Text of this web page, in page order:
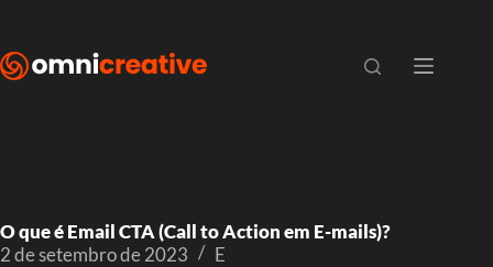
O que é Email CTA (Call to Action em E-mails)?
2 de setembro de 2023
E